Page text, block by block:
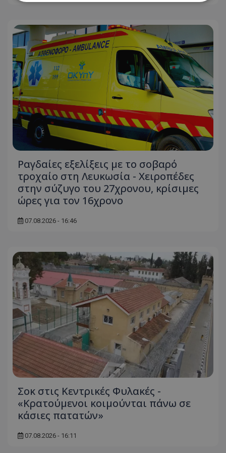
Ραγδαίες εξελίξεις με το σοβαρό
τροχαίο στη Λευκωσία - Χειροπέδες
στην σύζυγο του 27χρονου, κρίσιμες
ώρες για τον 16χρονο
07.08.2026 - 16:46
Σοκ στις Κεντρικές Φυλακές -
«Κρατούμενοι κοιμούνται πάνω σε
κάσιες πατατών»
07.08.2026 - 16:11
Στόχευσης
Λειτουργικότητας
Μη ταξινομημένα
Τα απολύτως απαραίτητα cookies επιτρέπουν
βασικές λειτουργίες του ιστότοπου, όπως τη
σύνδεση χρήστη και τη διαχείριση λογαριασμού.
Ο ιστότοπος δεν μπορεί να χρησιμοποιηθεί σωστά
χωρίς τα απολύτως απαραίτητα cookies.
Ονοματεπώνυμο
Προμηθευτής
Πεδίο
usprivacy
.lifenewscy.tothemaonline.com
.youtube.com